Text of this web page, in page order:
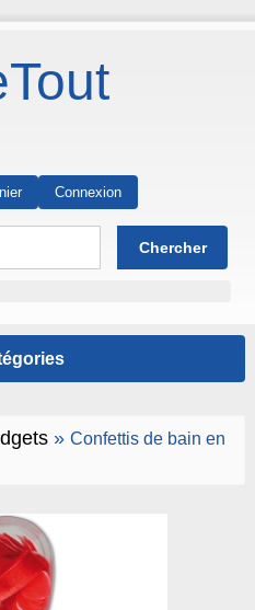
Connexion
» Confettis de bain en